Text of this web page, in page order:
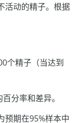
活动的精子。根据
个精子（当达到
分率和差异。
预期在95%样本中